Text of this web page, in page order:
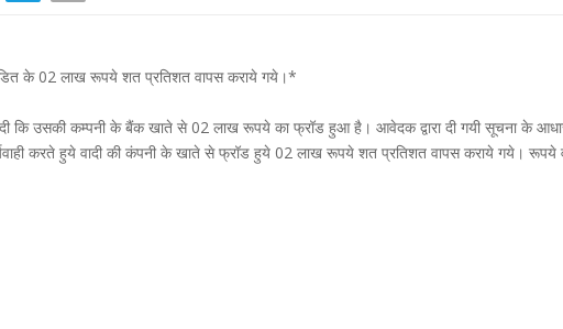
के 02 लाख रूपये शत प्रतिशत वापस कराये गये।*
कि उसकी कम्पनी के बैंक खाते से 02 लाख रूपये का फ्रॉड हुआ है। आवेदक द्वारा दी गयी सूचना के आधार
करते हुये वादी की कंपनी के खाते से फ्रॉड हुये 02 लाख रूपये शत प्रतिशत वापस कराये गये। रूपये